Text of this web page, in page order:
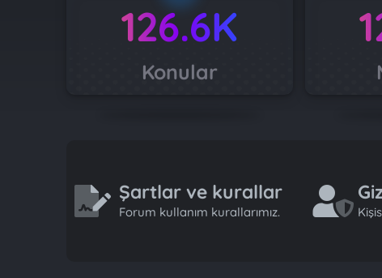
126.6K
Konular
Şartlar ve kurallar
Forum kullanım kurallarımız.